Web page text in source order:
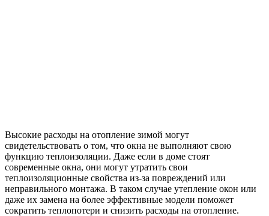
Высокие расходы на отопление зимой могут
свидетельствовать о том, что окна не выполняют свою
функцию теплоизоляции. Даже если в доме стоят
современные окна, они могут утратить свои
теплоизоляционные свойства из-за повреждений или
неправильного монтажа. В таком случае утепление окон или
даже их замена на более эффективные модели поможет
сократить теплопотери и снизить расходы на отопление.